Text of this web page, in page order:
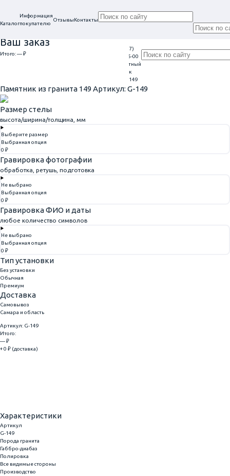
Каталог
Информация
покупателю
ОтзывыКонтакты
Ваш заказ
Итого:— ₽
Проконсультируем
+7 (917)
113-05-00
Обратный
звонок
Памятник из гранита 149
Памятник из гранита 149 Артикул: G-149
Размер стелы
высота/ширина/толщина, мм
Выберите размер
Выбранная опция
0 ₽
Гравировка фотографии
обработка, ретушь, подготовка
Не выбрано
Выбранная опция
0 ₽
Гравировка ФИО и даты
любое количество символов
Не выбрано
Выбранная опция
0 ₽
Тип установки
Без установки
Обычная
Премиум
Доставка
Самовывоз
Самара и область
Артикул: G-149
Итого:
— ₽
+ 0 ₽ (доставка)
Характеристики
Артикул
G-149
Порода гранита
Габбро-диабаз
Полировка
Все видимые стороны
Производство